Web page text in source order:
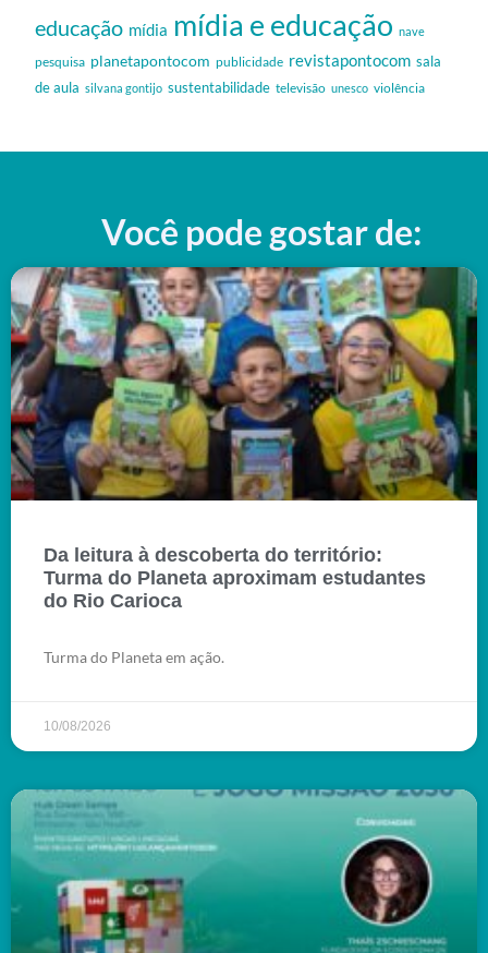
educação mídia mídia e educação nave
pesquisa planetapontocom publicidade revistapontocom sala
de aula silvana gontijo sustentabilidade televisão unesco violência
Você pode gostar de:
Da leitura à descoberta do território:
Turma do Planeta aproximam estudantes
do Rio Carioca
Turma do Planeta em ação.
10/08/2026